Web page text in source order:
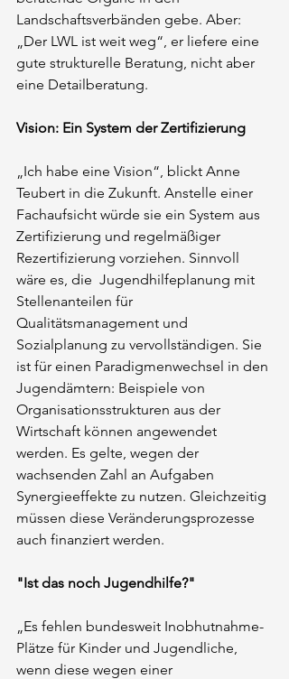
Landschaftsverbänden gebe. Aber:
„Der LWL ist weit weg“, er liefere eine
gute strukturelle Beratung, nicht aber
eine Detailberatung.
Vision: Ein System der Zertifizierung
„Ich habe eine Vision“, blickt Anne
Teubert in die Zukunft. Anstelle einer
Fachaufsicht würde sie ein System aus
Zertifizierung und regelmäßiger
Rezertifizierung vorziehen. Sinnvoll
wäre es, die  Jugendhilfeplanung mit
Stellenanteilen für
Qualitätsmanagement und
Sozialplanung zu vervollständigen. Sie
ist für einen Paradigmenwechsel in den
Jugendämtern: Beispiele von
Organisationsstrukturen aus der
Wirtschaft können angewendet
werden. Es gelte, wegen der
wachsenden Zahl an Aufgaben
Synergieeffekte zu nutzen. Gleichzeitig
müssen diese Veränderungsprozesse
auch finanziert werden.
"Ist das noch Jugendhilfe?"
„Es fehlen bundesweit Inobhutnahme-
Plätze für Kinder und Jugendliche,
wenn diese wegen einer